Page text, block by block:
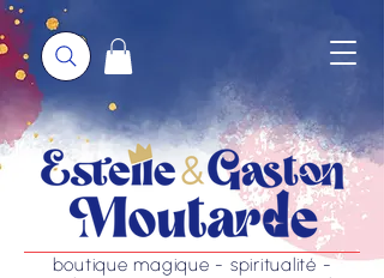
boutique magique - spiritualité -